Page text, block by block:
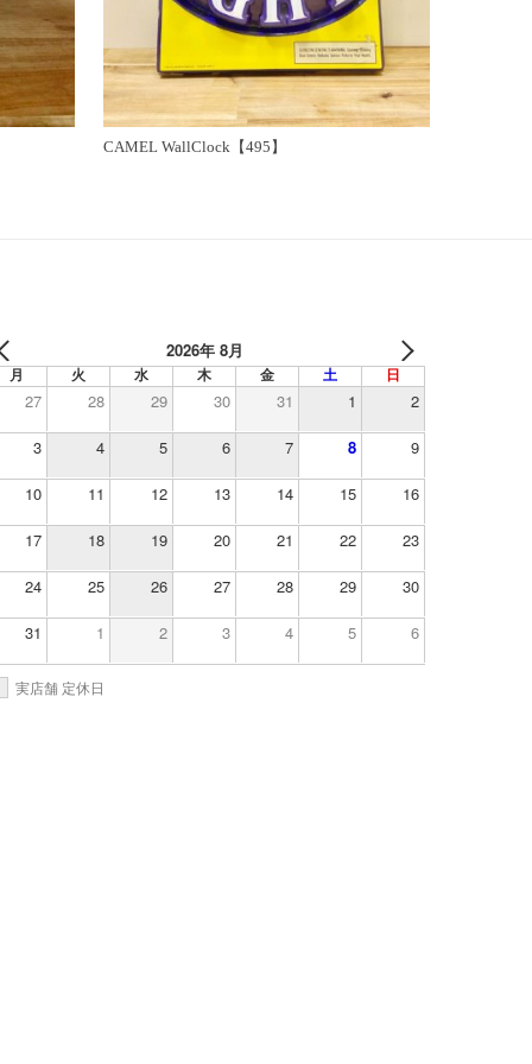
CAMEL WallClock【495】
2026年 8月
月 火 水 木 金 土 日
27 28 29 30 31 1 2
3 4 5 6 7 8 9
10 11 12 13 14 15 16
17 18 19 20 21 22 23
24 25 26 27 28 29 30
31 1 2 3 4 5 6
実店舗 定休日